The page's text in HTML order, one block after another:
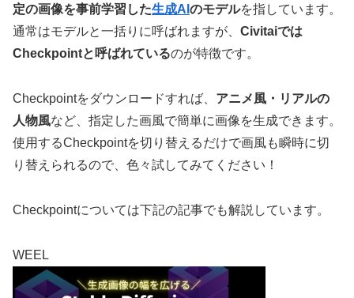
定の画像を事前学習した生成AI のモデルを指しています。
通常はモデルと一括りに呼ばれますが、 Civitaiでは
Checkpointと呼ばれているのが特徴です。
Checkpointをダウンロードすれば、 アニメ風・リアルの
人物風など、指定した画風で簡単に画像を生成できます。
使用するCheckpointを切り替えるだけで画風も瞬時に切
り替えられるので、色々試してみてください！
Checkpointについては下記の記事でも解説しています。
WEEL